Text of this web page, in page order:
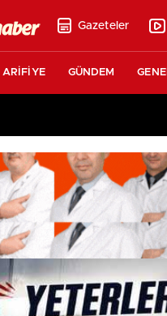
Gazeteler
ARİFİYE GÜNDEM